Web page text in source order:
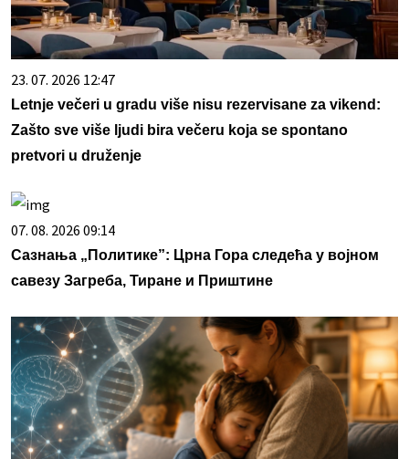
23. 07. 2026 12:47
Letnje večeri u gradu više nisu rezervisane za vikend:
Zašto sve više ljudi bira večeru koja se spontano
pretvori u druženje
07. 08. 2026 09:14
Сазнања „Политике”: Црна Гора следећа у војном
савезу Загреба, Тиране и Приштине